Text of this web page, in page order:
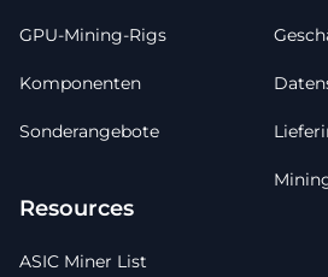
GPU-Mining-Rigs
Komponenten
Sonderangebote
Resources
ASIC Miner List